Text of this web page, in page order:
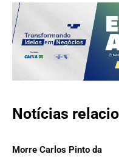
Notícias
Morre Carlos Pinto da